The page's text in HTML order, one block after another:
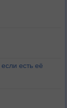
есть её